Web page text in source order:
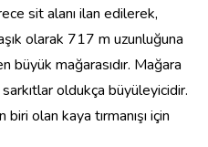
sit alanı ilan edilerek,
olarak 717 m uzunluğuna
büyük mağarasıdır. Mağara
oldukça büyüleyicidir.
olan kaya tırmanışı için